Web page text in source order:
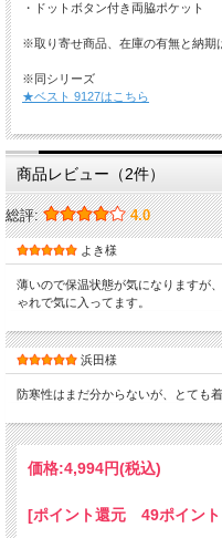
・ドットボタン付き両脇ポケット
※取り寄せ商品、在庫の有無と納期
※同シリーズ
★ベスト 9127はこちら
商品レビュー（2件）
総評: 4.0
よき様
薄いので保温状態が気になりますが
ゃれで気に入ってます。
浜田様
防寒性はまだ分からないが、とても
価格:4,994円(税込)
[ポイント還元 49ポイン